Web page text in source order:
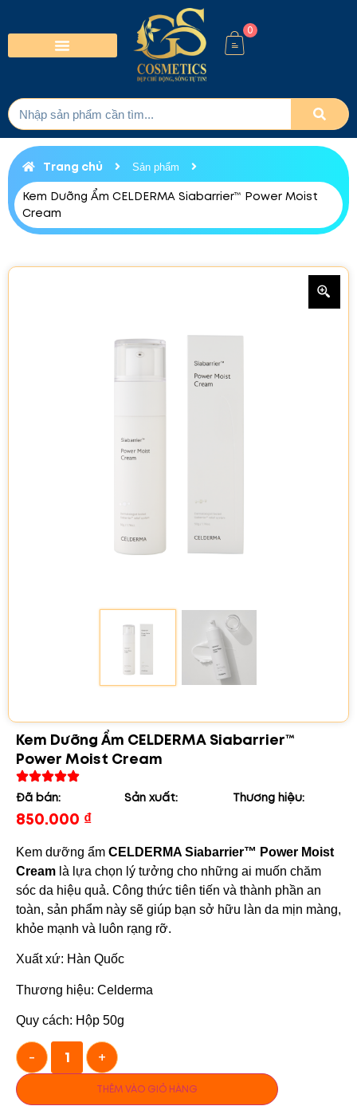
0
Trang chủ Sản phẩm
Kem Dưỡng Ẩm CELDERMA Siabarrier™ Power Moist
Cream
Kem Dưỡng Ẩm CELDERMA Siabarrier™
Power Moist Cream
Đã bán: Sản xuất: Thương hiệu:
850.000 ₫
Kem dưỡng ẩm CELDERMA Siabarrier™ Power Moist
Cream là lựa chọn lý tưởng cho những ai muốn chăm
sóc da hiệu quả. Công thức tiên tiến và thành phần an
toàn, sản phẩm này sẽ giúp bạn sở hữu làn da mịn màng,
khỏe mạnh và luôn rạng rỡ.
Xuất xứ: Hàn Quốc
Thương hiệu: Celderma
Quy cách: Hộp 50g
- +
THÊM VÀO GIỎ HÀNG